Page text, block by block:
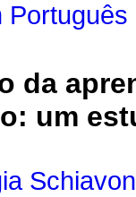
Português
da
: um